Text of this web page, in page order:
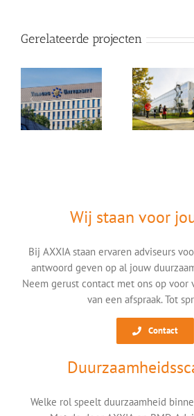
Gerelateerde projecten
Wij staan voor
Bij AXXIA staan ervaren adviseurs
antwoord geven op al jouw
Neem gerust contact met ons op voor
van een afspraak. Tot
Contact
Welke rol speelt duurzaamheid